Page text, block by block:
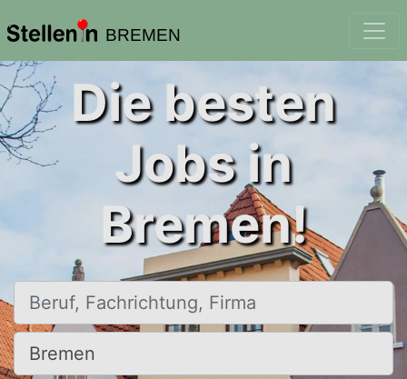
BREMEN
Die besten
Jobs in
Bremen!
Beruf, Fachrichtung, Firma
Ort, Stadt